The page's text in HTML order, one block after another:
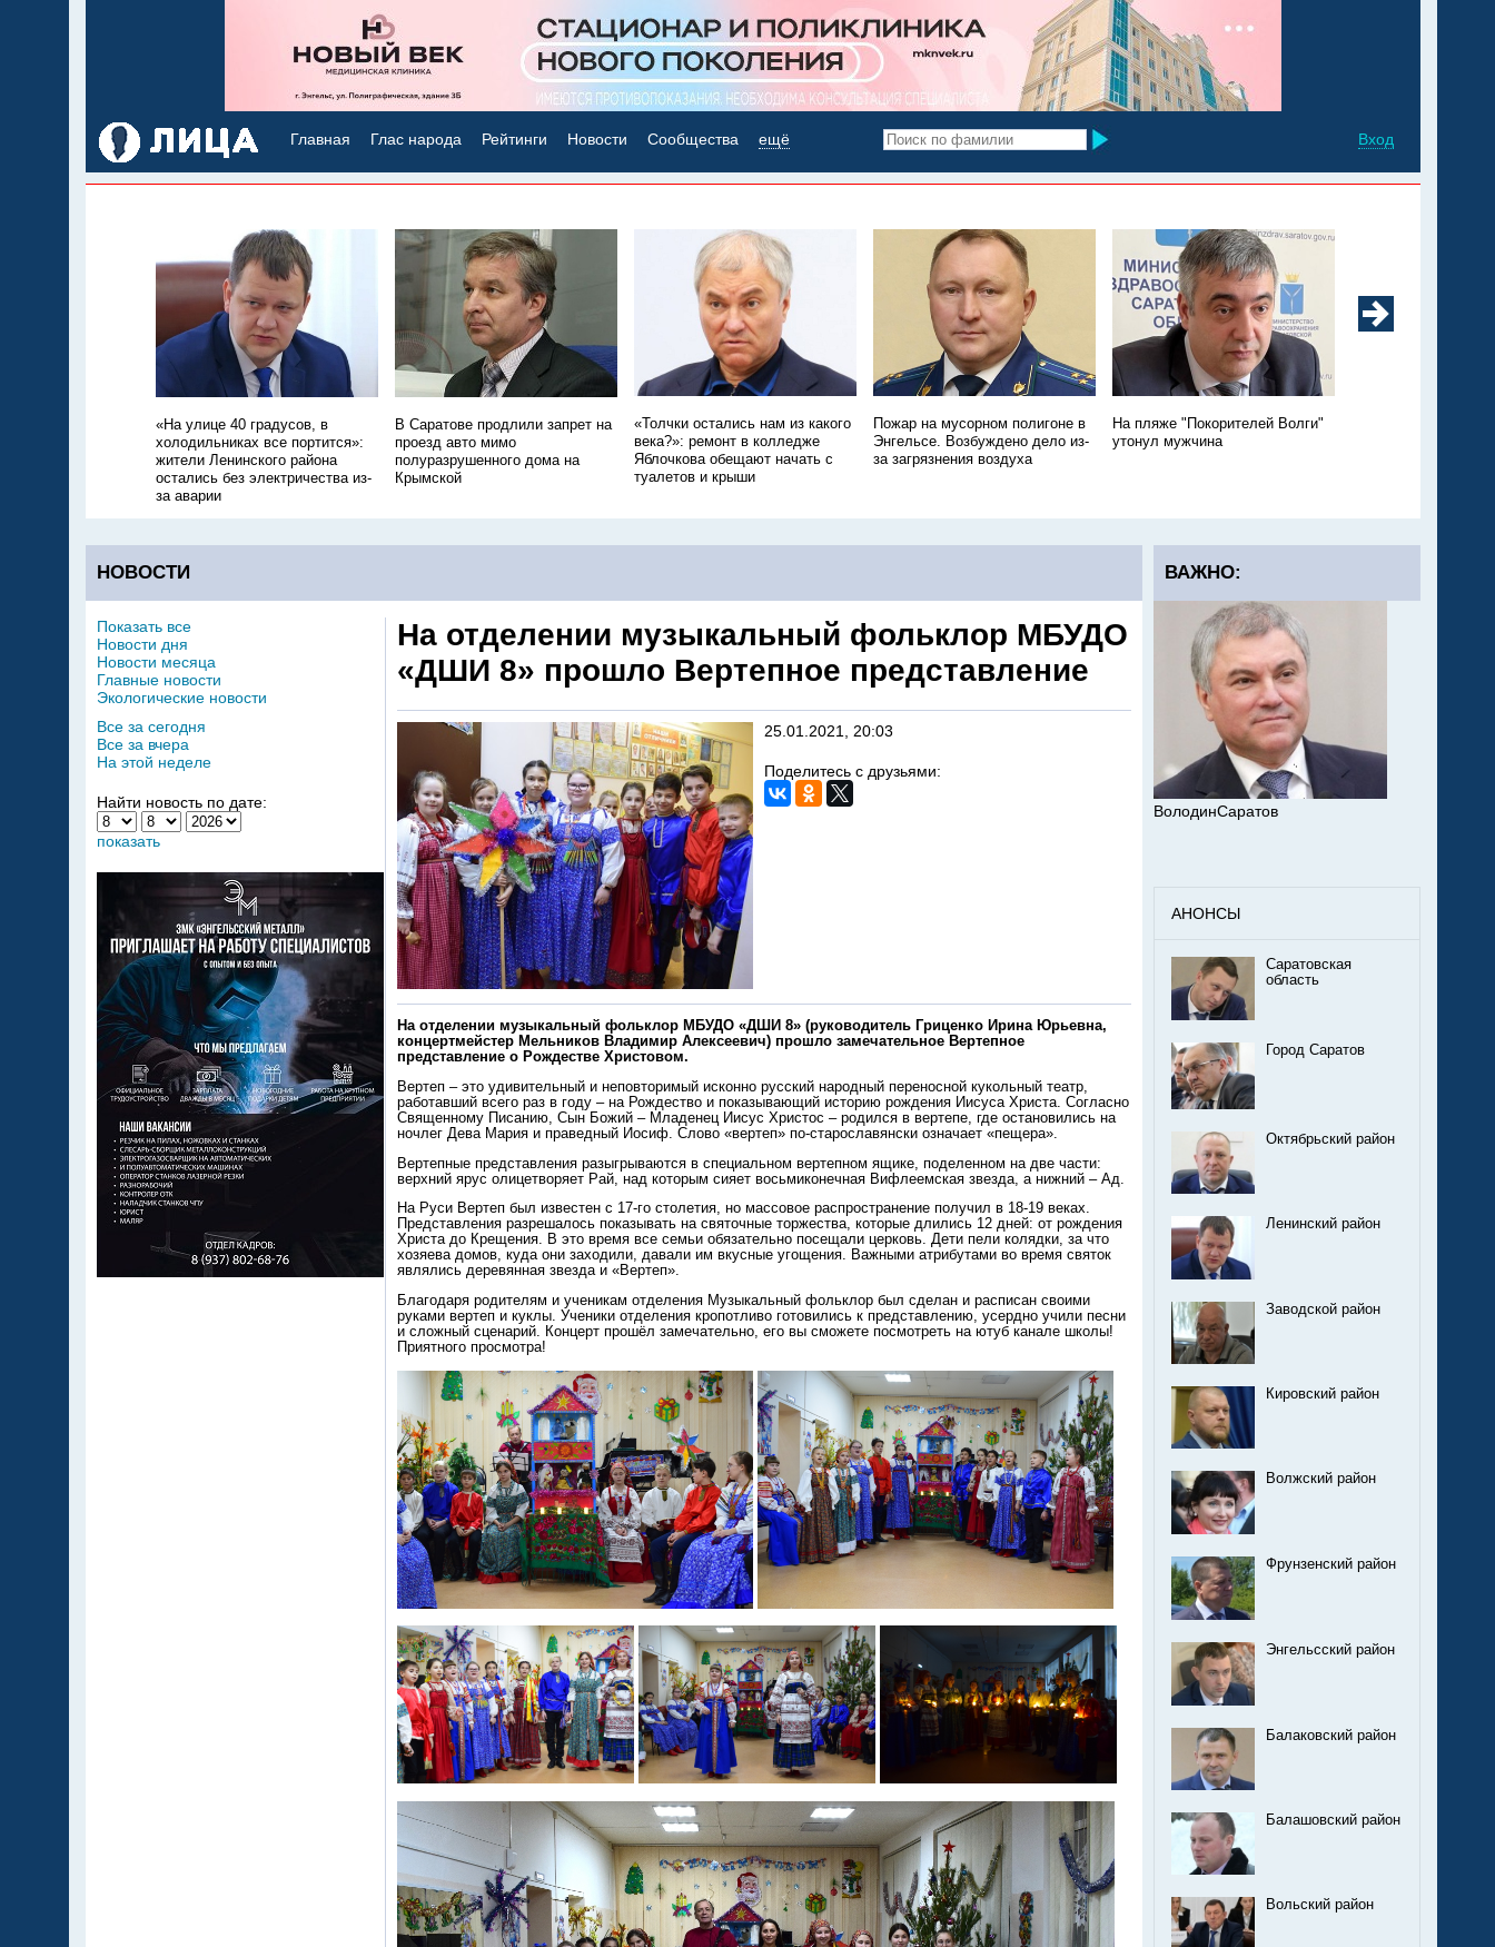
Вход
Главная Глас народа Рейтинги Новости Сообщества ещё
«На улице 40 градусов, в
холодильниках все портится»:
жители Ленинского района
остались без электричества из-
за аварии
В Саратове продлили запрет на
проезд авто мимо
полуразрушенного дома на
Крымской
«Толчки остались нам из какого
века?»: ремонт в колледже
Яблочкова обещают начать с
туалетов и крыши
Пожар на мусорном полигоне в
Энгельсе. Возбуждено дело из-
за загрязнения воздуха
На пляже "Покорителей Волги"
утонул мужчина
НОВОСТИ
На отделении музыкальный фольклор МБУДО
«ДШИ 8» прошло Вертепное представление
25.01.2021, 20:03
Поделитесь с друзьями:
На отделении музыкальный фольклор МБУДО «ДШИ 8» (руководитель Гриценко Ирина Юрьевна,
концертмейстер Мельников Владимир Алексеевич) прошло замечательное Вертепное
представление о Рождестве Христовом.
Вертеп – это удивительный и неповторимый исконно русский народный переносной кукольный театр,
работавший всего раз в году – на Рождество и показывающий историю рождения Иисуса Христа. Согласно
Священному Писанию, Сын Божий – Младенец Иисус Христос – родился в вертепе, где остановились на
ночлег Дева Мария и праведный Иосиф. Слово «вертеп» по-старославянски означает «пещера».
Вертепные представления разыгрываются в специальном вертепном ящике, поделенном на две части:
верхний ярус олицетворяет Рай, над которым сияет восьмиконечная Вифлеемская звезда, а нижний – Ад.
На Руси Вертеп был известен с 17-го столетия, но массовое распространение получил в 18-19 веках.
Представления разрешалось показывать на святочные торжества, которые длились 12 дней: от рождения
Христа до Крещения. В это время все семьи обязательно посещали церковь. Дети пели колядки, за что
хозяева домов, куда они заходили, давали им вкусные угощения. Важными атрибутами во время святок
являлись деревянная звезда и «Вертеп».
Благодаря родителям и ученикам отделения Музыкальный фольклор был сделан и расписан своими
руками вертеп и куклы. Ученики отделения кропотливо готовились к представлению, усердно учили песни
и сложный сценарий. Концерт прошёл замечательно, его вы сможете посмотреть на ютуб канале школы!
Приятного просмотра!
Показать все
Новости дня
Новости месяца
Главные новости
Экологические новости
Все за сегодня
Все за вчера
На этой неделе
Найти новость по дате:
показать
ВАЖНО:
ВолодинСаратов
АНОНСЫ
Саратовская
область
Город Саратов
Октябрьский район
Ленинский район
Заводской район
Кировский район
Волжский район
Фрунзенский район
Энгельсский район
Балаковский район
Балашовский район
Вольский район